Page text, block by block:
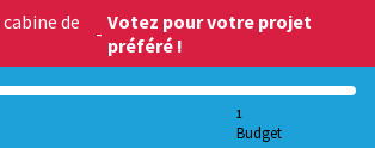
de
- Votez pour votre projet
préféré !
1
Budget